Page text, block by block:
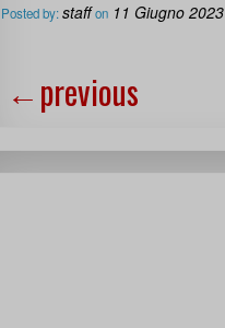
Posted by:staff on 11 Giugno 2023
←previous